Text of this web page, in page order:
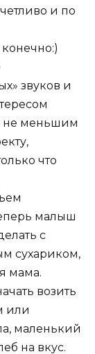
и по
звуков и
не меньшим
что
малыш
с
сухариком,
мама.
возить
или
маленький
на вкус.